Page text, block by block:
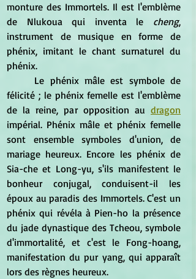
monture des Immortels. Il est l'emblème
de Nlukoua qui inventa le cheng,
instrument de musique en forme de
phénix, imitant le chant surnaturel du
phénix.
félicité ; le phénix femelle est l'emblème
de la reine, par opposition au dragon
impérial. Phénix mâle et phénix femelle
sont ensemble symboles d'union, de
mariage heureux. Encore les phénix de
Sia-che et Long-yu, s'ils manifestent le
bonheur conjugal, conduisent-il les
époux au paradis des Immortels. C'est un
phénix qui révéla à Pien-ho la présence
du jade dynastique des Tcheou, symbole
d'immortalité, et c'est le Fong-hoang,
manifestation du pur yang, qui apparaît
lors des règnes heureux.